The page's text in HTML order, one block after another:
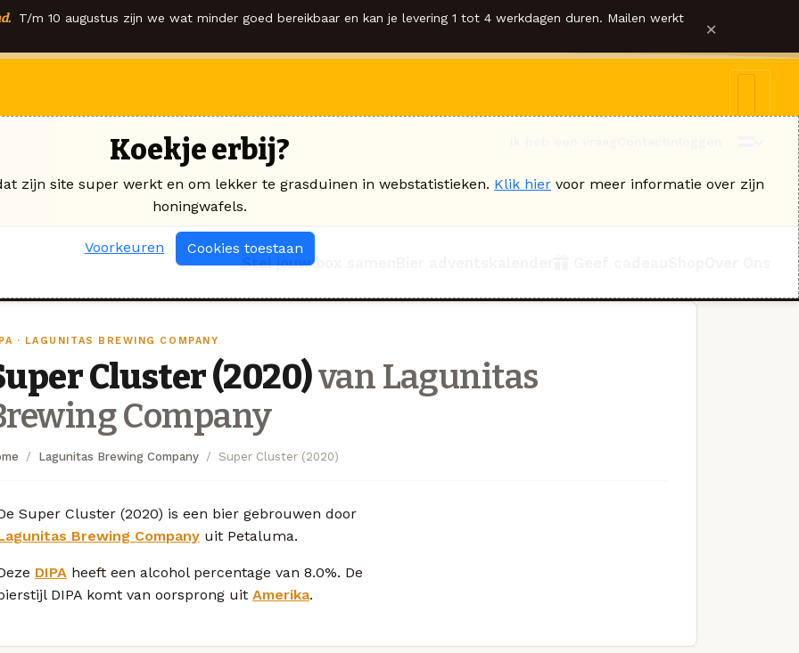
T/m 10 augustus zijn we wat minder goed bereikbaar en kan je levering 1 tot 4 werkdagen duren. Mailen werkt ×
Stel jouw box samen
· LAGUNITAS BREWING COMPANY
Cluster (2020)van Lagunitas
Company
Lagunitas Brewing Company Super Cluster (2020)
Super Cluster (2020) is een bier gebrouwen door
Brewing Company uit Petaluma.
DIPA heeft een alcohol percentage van 8.0%. De
DIPA komt van oorsprong uit Amerika.
Koekje erbij?
zijn site super werkt en om lekker te grasduinen in webstatistieken. Klik hier voor meer informatie over zijn
honingwafels.
Voorkeuren Cookies toestaan